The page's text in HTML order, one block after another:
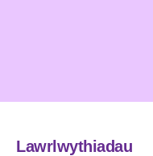
Lawrlwythiadau